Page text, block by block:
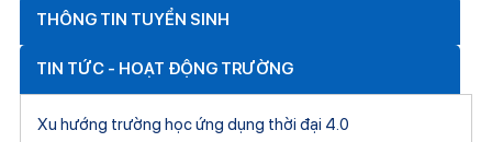
THÔNG TIN TUYỂN SINH
TIN TỨC - HOẠT ĐỘNG TRƯỜNG
Xu hướng trường học ứng dụng thời đại 4.0